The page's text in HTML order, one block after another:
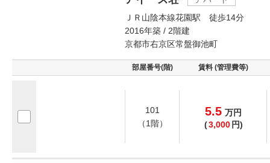
ＪＲ山陰本線花園駅 徒歩14分
2016年築 / 2階建
京都市右京区常盤御池町
部屋番号(階) 賃料 (管理費等)
101
（1階）
5.5 万円
(3,000 円)